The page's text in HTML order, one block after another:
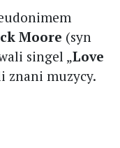
Moore (syn
singel „Love
znani muzycy.